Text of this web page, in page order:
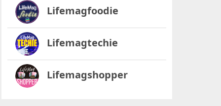
Lifemagfoodie
Lifemagtechie
Lifemagshopper